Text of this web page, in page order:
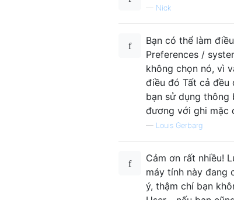
— Nick
Bạn có thể làm
Preferences /
không chọn nó, vì
điều đó Tất cả đều
bạn sử dụng
đương với ghi mặc
— Louis Gerbarg
Cảm ơn rất nhiều!
máy tính này đang
ý, thậm chí bạn